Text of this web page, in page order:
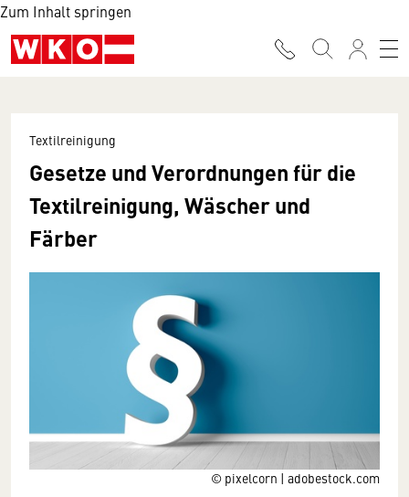
Zum Inhalt springen
© pixelcorn | adobestock.com
Textilreinigung
Gesetze und Verordnungen für die
Textilreinigung, Wäscher und
Färber